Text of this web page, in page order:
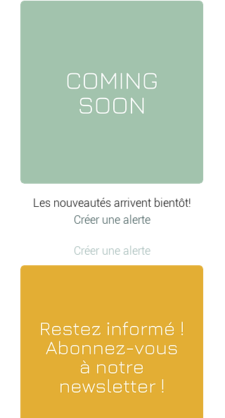
Les nouveautés arrivent bientôt!
Créer une alerte
Créer une alerte